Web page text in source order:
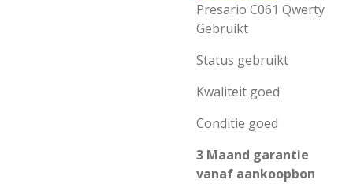
Presario C061 Qwerty
Gebruikt
Status gebruikt
Kwaliteit goed
Conditie goed
3 Maand garantie
vanaf aankoopbon